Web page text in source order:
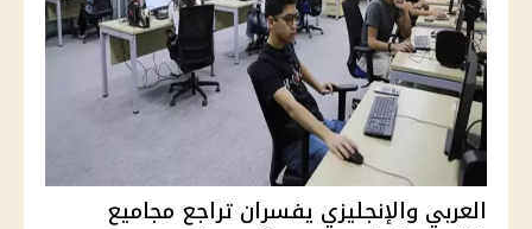
العربي والإنجليزي يفسران تراجع مجاميع